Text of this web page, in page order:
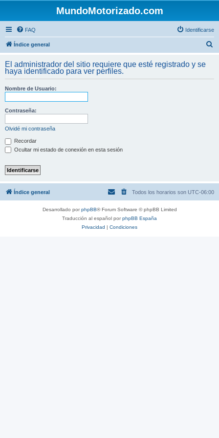
MundoMotorizado.com
FAQ Identificarse
Índice general
c
El administrador del sitio requiere que esté registrado y se
haya identificado para ver perfiles.
Nombre de Usuario:
Contraseña:
Olvidé mi contraseña
Recordar
Ocultar mi estado de conexión en esta sesión
Índice general Todos los horarios son UTC-06:00
Desarrollado porphpBB® Forum Software © phpBB Limited
Traducción al español porphpBB España
Privacidad | Condiciones